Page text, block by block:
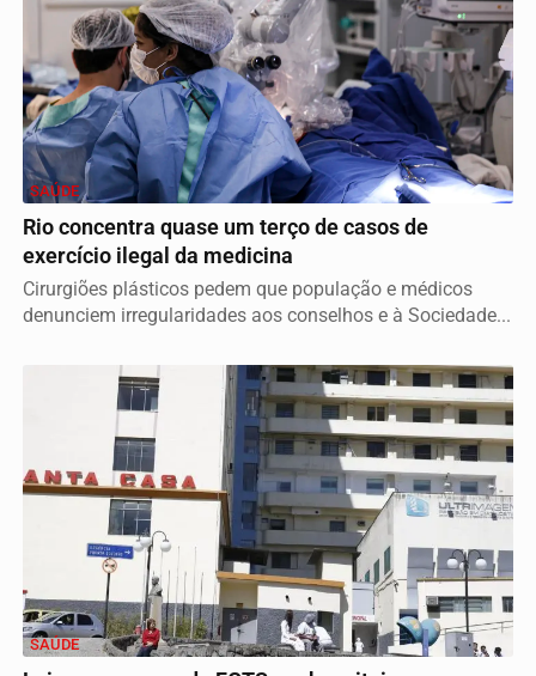
SAÚDE
Rio concentra quase um terço de casos de
exercício ilegal da medicina
Cirurgiões plásticos pedem que população e médicos
denunciem irregularidades aos conselhos e à Sociedade...
SAÚDE